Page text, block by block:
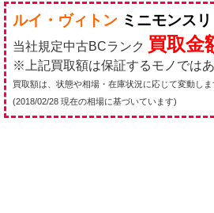
ルイ・ヴィトン ミニモンスリ
当社規定中古BCランク 買取金
※上記買取額は保証するモノではあ
買取額は、状態や相場・在庫状況に応じて変動しま
(2018/02/28 現在の相場に基づいています)